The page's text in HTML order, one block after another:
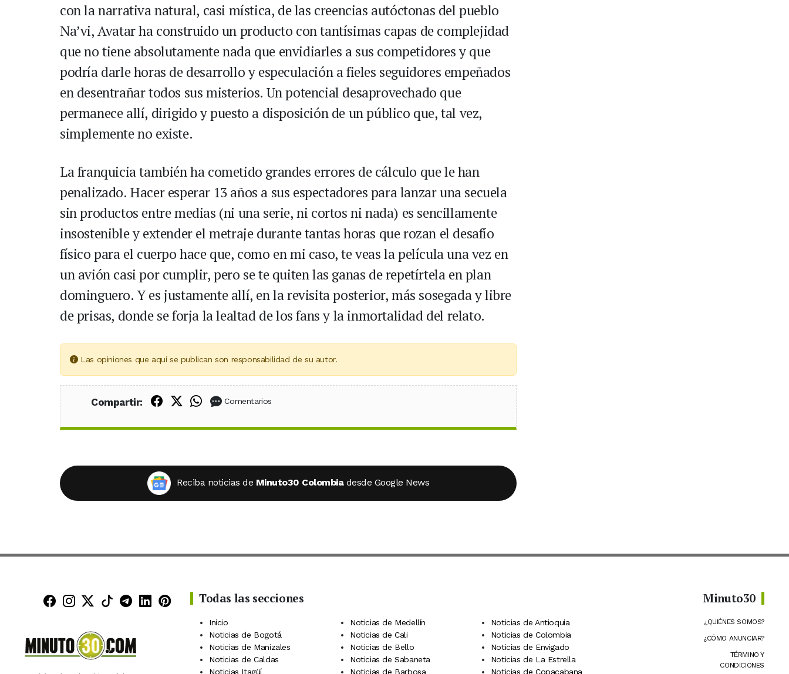
con la narrativa natural, casi mística, de las creencias autóctonas del pueblo
Na’vi, Avatar ha construido un producto con tantísimas capas de complejidad
que no tiene absolutamente nada que envidiarles a sus competidores y que
podría darle horas de desarrollo y especulación a fieles seguidores empeñados
en desentrañar todos sus misterios. Un potencial desaprovechado que
permanece allí, dirigido y puesto a disposición de un público que, tal vez,
simplemente no existe.
La franquicia también ha cometido grandes errores de cálculo que le han
penalizado. Hacer esperar 13 años a sus espectadores para lanzar una secuela
sin productos entre medias (ni una serie, ni cortos ni nada) es sencillamente
insostenible y extender el metraje durante tantas horas que rozan el desafío
físico para el cuerpo hace que, como en mi caso, te veas la película una vez en
un avión casi por cumplir, pero se te quiten las ganas de repetírtela en plan
dominguero. Y es justamente allí, en la revisita posterior, más sosegada y libre
de prisas, donde se forja la lealtad de los fans y la inmortalidad del relato.
Las opiniones que aquí se publican son responsabilidad de su autor.
Compartir: Compartir en Facebook
Compartir en X (Twitter)
Compartir en WhatsApp
Comentarios
Reciba noticias de Minuto30 Colombia desde Google News
Minuto30 en Facebook
Minuto30 en Instagram
Minuto30 en X (Twitter)
Minuto30 en TikTok
Canal de Minuto30 en Telegram
Minuto30 en LinkedIn
Minuto30 en Pinterest
Todas las secciones
Inicio Noticias de Medellín
Noticias de Antioquia
Noticias de Bogotá
Noticias de Cali
Noticias de Colombia
Noticias de Manizales
Noticias de Bello
Noticias de Envigado
Noticias de Caldas
Noticias de Sabaneta
Noticias de La Estrella
Noticias Itagüí
Noticias de Barbosa Noticias de Copacabana
Minuto30
¿QUIÉNES SOMOS?
¿CÓMO ANUNCIAR?
TÉRMINO Y
CONDICIONES